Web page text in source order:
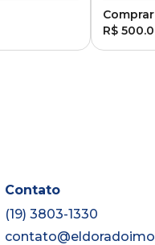
R$
Contato
(19) 3803-1330